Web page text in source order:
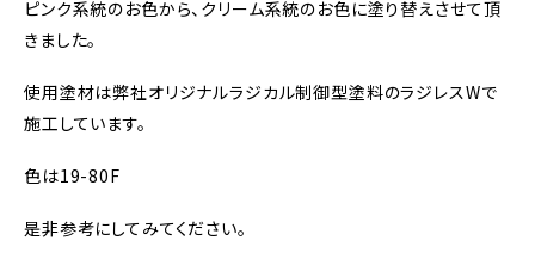
ピンク系統のお色から、クリーム系統のお色に塗り替えさせて頂
きました。
使用塗材は弊社オリジナルラジカル制御型塗料のラジレスWで
施工しています。
色は19-80F
是非参考にしてみてください。